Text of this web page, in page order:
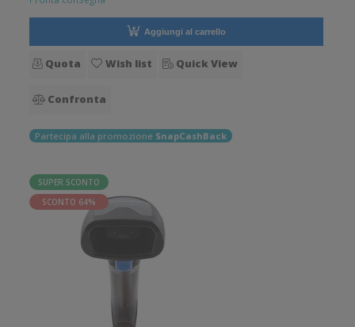
Aggiungi al carrello
Quota Wish list Quick View
Confronta
Partecipa alla promozione SnapCashBack
SUPER SCONTO
SCONTO 64%